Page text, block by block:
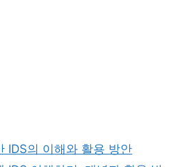
IDS의 이해와 활용 방안